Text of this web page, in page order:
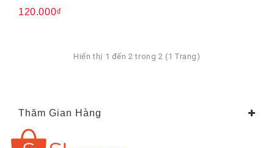
120.000₫
Hiển thị 1 đến 2 trong 2 (1 Trang)
Thăm Gian Hàng